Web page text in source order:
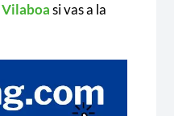
Vilaboasi vas a la